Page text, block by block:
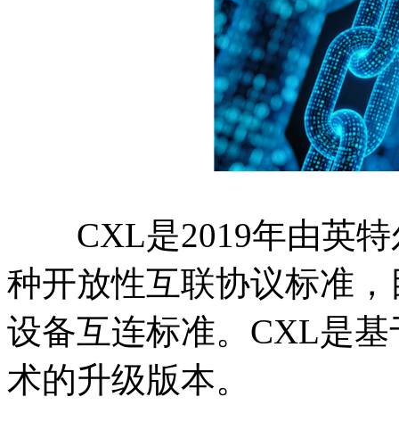
CXL是2019年由英特
种开放性互联协议标准
设备互连标准。CXL是基
术的升级版本。